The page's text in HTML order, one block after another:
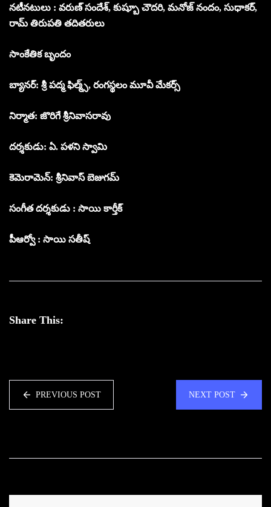
నటీనటులు : వరుణ్ సందేశ్, కుష్బూ చౌదరి, మనోజ్ నందం, సుధాకర్,
రామ్ తిరుపతి తదితరులు
సాంకేతిక బృందం
బ్యానర్: శ్రీ పద్మ ఫిల్మ్స్, రంగస్థలం మూవీ మేకర్స్
నిర్మాత: జొరిగే శ్రీనివాసరావు
దర్శకుడు: ఏ. పళని స్వామి
కెమెరామెన్: శ్రీనివాస్ బెజుగమ్
సంగీత దర్శకుడు : సాయి కార్తీక్
పీఆర్వో : సాయి సతీష్
Share This:
PREVIOUS POST NEXT POST